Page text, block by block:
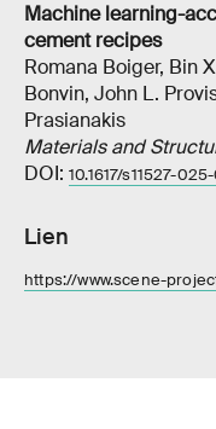
Machine learning-
cement recipes
Romana Boiger, Bin
Bonvin, John L.
Prasianakis
Materials and
DOI: 10.1617/s11527-
Lien
https://www.scene-